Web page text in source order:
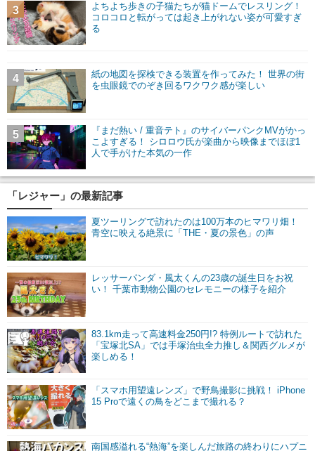
よちよち歩きの子猫たちが猫ドームでレスリング！
コロコロと転がっては起き上がれない姿が可愛すぎ
る
3
紙の地図を探検できる装置を作ってみた！ 世界の街
を虫眼鏡でのぞき回るワクワク感が楽しい
4
『まだ熱い / 重音テト』のサイバーパンクMVがかっ
こよすぎる！ シロロウ氏が楽曲から映像までほぼ1
人で手がけた本気の一作
5
「レジャー」の最新記事
夏ツーリングで訪れたのは100万本のヒマワリ畑！
青空に映える絶景に「THE・夏の景色」の声
レッサーパンダ・風太くんの23歳の誕生日をお祝
い！ 千葉市動物公園のセレモニーの様子を紹介
83.1km走って高速料金250円!? 特例ルートで訪れた
「宝塚北SA」では手塚治虫全力推し＆関西グルメが
楽しめる！
「スマホ用望遠レンズ」で野鳥撮影に挑戦！ iPhone
15 Proで遠くの鳥をどこまで撮れる？
南国感溢れる“熱海”を楽しんだ旅路の終わりにハプニ